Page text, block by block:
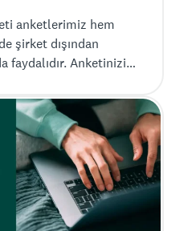
anketlerimiz hem
şirket dışından
faydalıdır. Anketinizi
ÜCRETSİZ